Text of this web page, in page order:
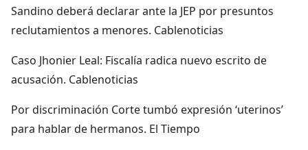
Sandino deberá declarar ante la JEP por presuntos
reclutamientos a menores. Cablenoticias
Caso Jhonier Leal: Fiscalía radica nuevo escrito de
acusación. Cablenoticias
Por discriminación Corte tumbó expresión ‘uterinos’
para hablar de hermanos. El Tiempo